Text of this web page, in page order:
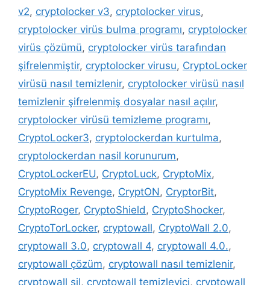
v2, cryptolocker v3, cryptolocker virus,
cryptolocker virüs bulma programı, cryptolocker
virüs çözümü, cryptolocker virüs tarafından
şifrelenmiştir, cryptolocker virusu, CryptoLocker
virüsü nasıl temizlenir, cryptolocker virüsü nasıl
temizlenir şifrelenmiş dosyalar nasıl açılır,
cryptolocker virüsü temizleme programı,
CryptoLocker3, cryptolockerdan kurtulma,
cryptolockerdan nasil korunurum,
CryptoLockerEU, CryptoLuck, CryptoMix,
CryptoMix Revenge, CryptON, CryptorBit,
CryptoRoger, CryptoShield, CryptoShocker,
CryptoTorLocker, cryptowall, CryptoWall 2.0,
cryptowall 3.0, cryptowall 4, cryptowall 4.0.,
cryptowall çözüm, cryptowall nasıl temizlenir,
cryptowall sil, cryptowall temizleyici, cryptowall